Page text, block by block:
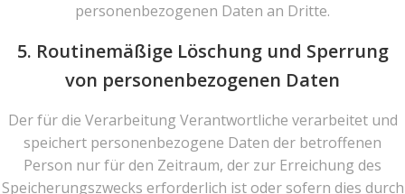
personenbezogenen Daten an Dritte.
5. Routinemäßige Löschung und Sperrung
von personenbezogenen Daten
Der für die Verarbeitung Verantwortliche verarbeitet und
speichert personenbezogene Daten der betroffenen
Person nur für den Zeitraum, der zur Erreichung des
Speicherungszwecks erforderlich ist oder sofern dies durch